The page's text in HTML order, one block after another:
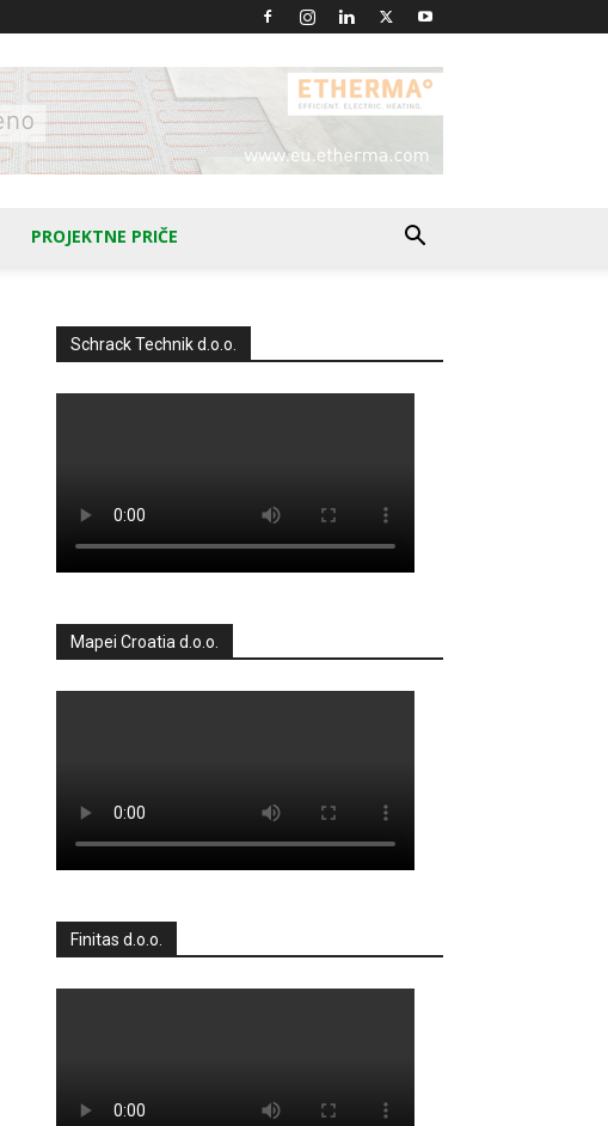
PROJEKTNE PRIČE
Schrack Technik d.o.o.
Mapei Croatia d.o.o.
Finitas d.o.o.